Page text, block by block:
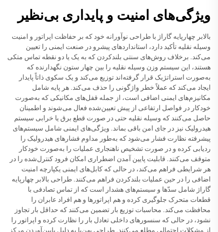
ویژگی‌های امنیت و پایداری بی‌نظیر
بالابر چهارپایه گاراژ با طراحی نوآورانه خود که بر حفاظت اپراتور و امنیت
وسیله نقلیه تأکید دارد، استانداردهای پیشرو در صنعت ایمنی را تعیین
می‌کند. برخلاف روش‌های سنتی بلندکردن که به یک یا دو نقطه تماس متکی
هستند، این سیستم وزن وسیله نقلیه را بین چهار ستون نگهدارنده که
به‌صورت استراتژیک قرار گرفته‌اند توزیع می‌کند و یک سکوی ذاتاً پایدار
ایجاد می‌کند که عملاً خطر واژگونی را حذف می‌کند. هر پایه شامل
مکانیزم‌های ایمنی اضافی است، از جمله قفل‌های مکانیکی که به‌صورت
خودکار در فواصل ارتفاعی از پیش تعیین‌شده فعال می‌شوند و اطمینان
حاصل می‌کنند که وسیله نقلیه حتی در صورت قطع برق یا خرابی سیستم
هیدرولیک نیز در جای امن باقی بماند. ویژگی‌های ایمنی شامل سیستم‌های
پیشرفته نظارت فشار می‌شود که به‌طور مداوم فشارهای هیدرولیک را
ردیابی کرده و در صورت تشخیص ناهنجاری عملیات را به‌صورت خودکار
متوقف می‌کنند. قابلیت پایین آمدن اضطراری امکان فرود کنترل‌شده را در
هر شرایطی فراهم می‌کند، در حالی که کابل‌های ایمنی یکپارچه امنیت
اضافی را در حین عملیات بلندکردن فراهم می‌کنند. طراحی بالابر چهارپایه
گاراژ شامل سدّها و سیستم‌های هشدار است که از تماس تصادفی با
قطعات متحرک جلوگیری کرده و هم اپراتورها و هم افراد عابران را
محافظت می‌کند. محاسبات توزیع بار تضمین می‌کنند که حداقل بار تجاوز
نشود، در حالی که سنسورهای داخلی تعادل بار را نظارت کرده و اپراتور را
از مشکلات احتمالی مطلع می‌کنند. طراحی پهن‌پا به دلیل پایین‌آوردن مرکز